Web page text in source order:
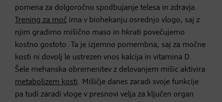
pomena za dolgoročno spodbujanje telesa in zdravja.
Trening za moč ima v biohekanju osrednjo vlogo, saj z
njim gradimo mišično maso in hkrati povečujemo
kostno gostoto. Ta je izjemno pomembna, saj za močne
kosti ni dovolj le ustrezen vnos kalcija in vitamina D.
Šele mehanska obremenitev z delovanjem mišic aktivira
metabolizem kosti. Mišičje danes zaradi svoje funkcije
pa tudi zaradi vloge v presnovi velja za ključen organ